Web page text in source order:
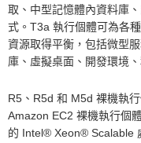
取、中型記憶體內資料庫
式。T3a 執行個體可為各
資源取得平衡，包括微型
庫、虛擬桌面、開發環境
R5、R5d 和 M5d 裸機執
Amazon EC2 裸機執行個
的 Intel® Xeon® Scalable